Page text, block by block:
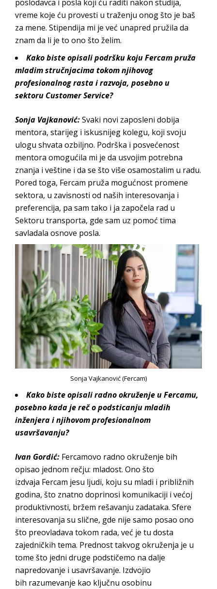
poslodavca i posla koji ću raditi nakon studija,
vreme koje ću provesti u traženju onog što je baš
za mene. Stipendija mi je već unapred pružila da
znam da li je to onošto želim.
Kako biste opisali podršku kojuFercampruža
mladim stručnjacima tokom njihovog
profesionalnog rasta i razvoja, posebno u
sektoru Customer Service?
Sonja Vajkanović:Svaki novi zaposleni dobija
mentora, starijeg i iskusnijeg kolegu, koji svoju
ulogu shvata ozbiljno. Podrška i posvećenost
mentora omogućila mi je da usvojim potrebna
znanja i veštine i da se što više osamostalim u radu.
Pored toga, Fercam pruža mogućnost promene
sektora, u zavisnosti od naših interesovanja i
preferencija, pa sam tako i ja započela rad u
Sektoru transporta, gde sam uz pomoć tima
savladala osnove posla.
Sonja Vajkanović (Fercam)
Kako biste opisali radno okruženje uFercamu,
posebno kada je reč o podsticanju mladih
inženjera i njihovom profesionalnom
usavršavanju?
Ivan Gordić: Fercamovo radno okruženje bih
opisao jednom rečju: mladost. Ono što
izdvaja Fercam jesu ljudi, koju su mladi i približnih
godina, što znatno doprinosi komunikaciji i većoj
produktivnosti, bržem rešavanju zadataka. Sfere
interesovanja su slične, gde nije samo posao ono
što preovladava tokom rada, već je tu dosta
zajedničkih tema. Prednost takvog okruženja je u
tome što jedni druge podstičemo na dalje
napredovanje i usavršavanje. Izdvojio
bih razumevanje kao ključnu osobinu